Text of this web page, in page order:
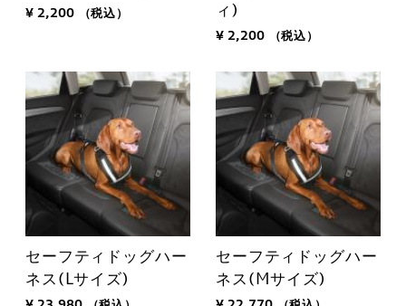
¥ 2,200 （税込）
ィ)
¥ 2,200 （税込）
セーフティドッグハー
ネス(Lサイズ)
セーフティドッグハー
ネス(Mサイズ)